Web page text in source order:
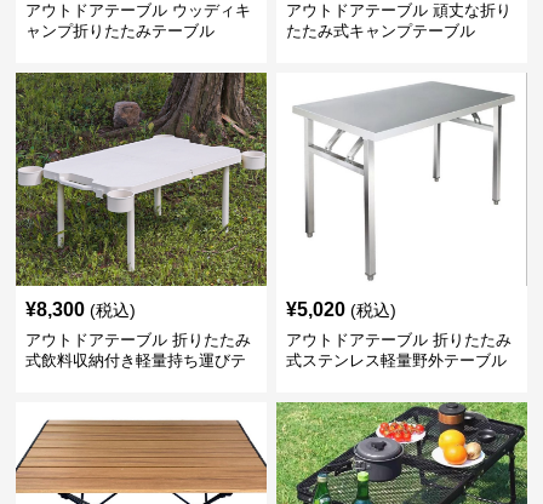
アウトドアテーブル ウッディキ
ャンプ折りたたみテーブル
アウトドアテーブル 頑丈な折り
たたみ式キャンプテーブル
¥8,300 (税込)
アウトドアテーブル 折りたたみ
式飲料収納付き軽量持ち運びテ
¥5,020 (税込)
アウトドアテーブル 折りたたみ
式ステンレス軽量野外テーブル